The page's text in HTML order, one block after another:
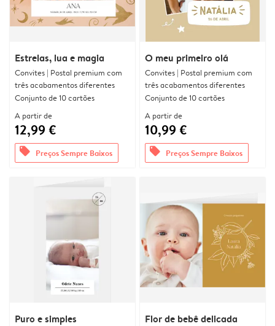
Estrelas, lua e magia
Convites | Postal premium com
três acabamentos diferentes
Conjunto de 10 cartões
A partir de
12,99 €
offers Preços Sempre Baixos
O meu primeiro olá
Convites | Postal premium com
três acabamentos diferentes
Conjunto de 10 cartões
A partir de
10,99 €
offers Preços Sempre Baixos
Puro e simples Flor de bebê delicada